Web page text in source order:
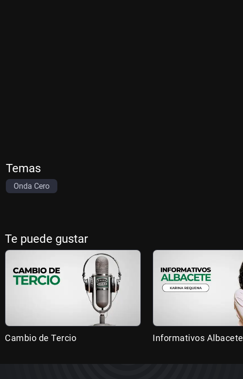
Temas
Onda Cero
Te puede gustar
Cambio de Tercio Informativos Albacete